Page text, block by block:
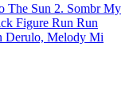
The Sun 2. Sombr My
Figure Run Run
Derulo, Melody Mi